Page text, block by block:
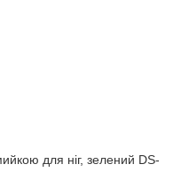
для ніг, зелений DS-